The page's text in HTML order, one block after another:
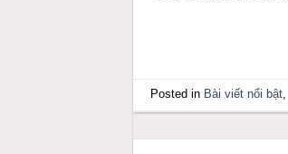
Posted in Bài viết nổi bật